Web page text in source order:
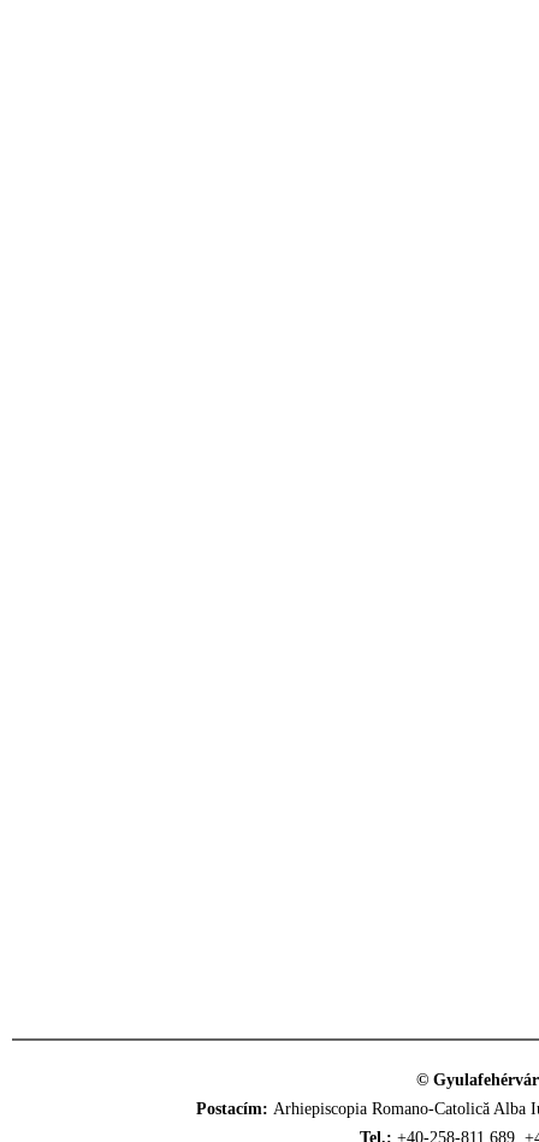
©
Postacím: Arhiepiscopia Romano-Catolică
Tel.: +40-258-811.689,